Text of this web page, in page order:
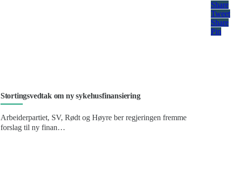
Stortingsvedtak om ny sykehusfinansiering
Arbeiderpartiet, SV, Rødt og Høyre ber regjeringen fremme
forslag til ny finan…
Share
Tweet
Share
Pin